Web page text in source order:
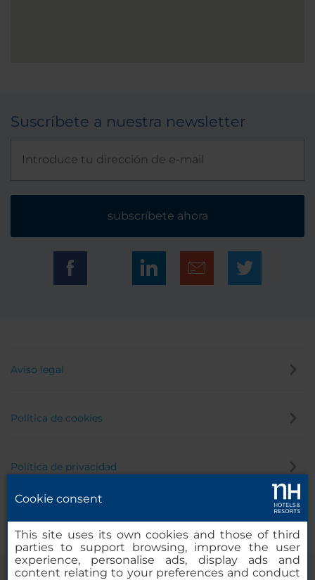
Suscríbete a nuestra newsletter
subscríbete ahora
Aviso legal
Política de cookies
Política de privacidad
Cookie consent
This site uses its own cookies and those of third
parties to support browsing, improve the user
experience, personalise ads, display ads and
content relating to your preferences and conduct